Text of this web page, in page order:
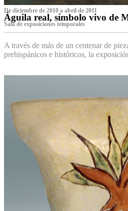
De diciembre de 2010 a abril de 2011
Águila real, símbolo vivo de
Sala de exposiciones temporales
A través de más de un centenar de
prehispánicos e históricos, la